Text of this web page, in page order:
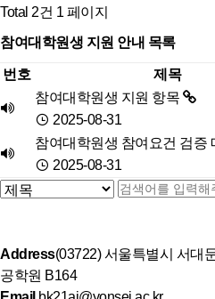
Total 2건 1 페이지
참여대학원생 지원 안내 목록
번호 제목
참여대학원생 지원 항목
2025-08-31
참여대학원생 참여요건 검증
2025-08-31
Address(03722) 서울특별시 서대
공학원 B164